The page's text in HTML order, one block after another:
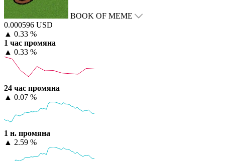
BOOK OF MEME
0.000596 USD
▲ 0.33 %
1 час промяна
▲ 0.33 %
24 час промяна
▲ 0.07 %
1 н. промяна
▲ 2.59 %